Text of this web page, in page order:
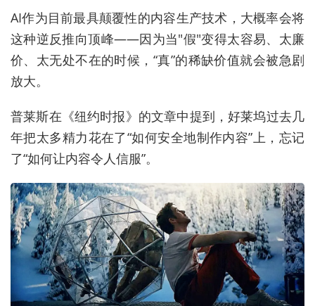
AI作为目前最具颠覆性的内容生产技术，大概率会将
这种逆反推向顶峰——因为当"假"变得太容易、太廉
价、太无处不在的时候，“真”的稀缺价值就会被急剧
放大。
普莱斯在《纽约时报》的文章中提到，好莱坞过去几
年把太多精力花在了“如何安全地制作内容”上，忘记
了“如何让内容令人信服”。